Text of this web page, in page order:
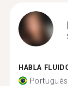
HABLA
Portugués